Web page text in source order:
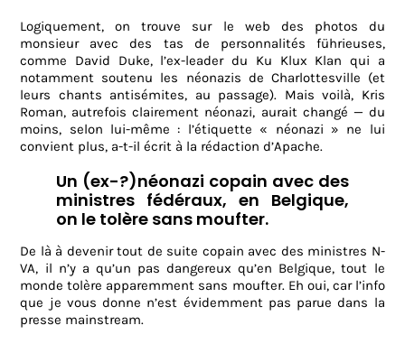
Logiquement, on trouve sur le web des photos du
monsieur avec des tas de personnalités führieuses,
comme David Duke, l’ex-leader du Ku Klux Klan qui a
notamment soutenu les néonazis de Charlottesville (et
leurs chants antisémites, au passage). Mais voilà, Kris
Roman, autrefois clairement néonazi, aurait changé — du
moins, selon lui-même : l’étiquette « néonazi » ne lui
convient plus, a-t-il écrit à la rédaction d’Apache.
Un (ex-?)néonazi copain avec des
ministres fédéraux, en Belgique,
on le tolère sans moufter.
De là à devenir tout de suite copain avec des ministres N-
VA, il n’y a qu’un pas dangereux qu’en Belgique, tout le
monde tolère apparemment sans moufter. Eh oui, car l’info
que je vous donne n’est évidemment pas parue dans la
presse mainstream.